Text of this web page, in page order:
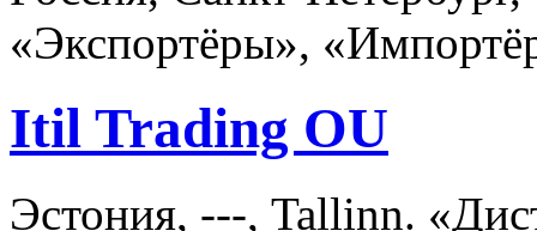
«Экспортёры»,
Itil Trading OU
Эстония, ---, Tallinn.